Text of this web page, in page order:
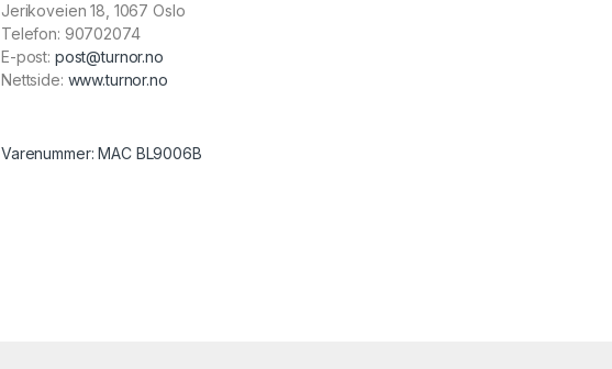
Jerikoveien 18, 1067 Oslo
Telefon: 90702074
E-post: post@turnor.no
Nettside: www.turnor.no
Varenummer: MAC BL9006B